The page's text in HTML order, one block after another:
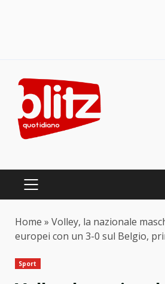
content
PRIMARY
Home » Volley, la nazionale
europei con un 3-0 sul Belgio,
Sport